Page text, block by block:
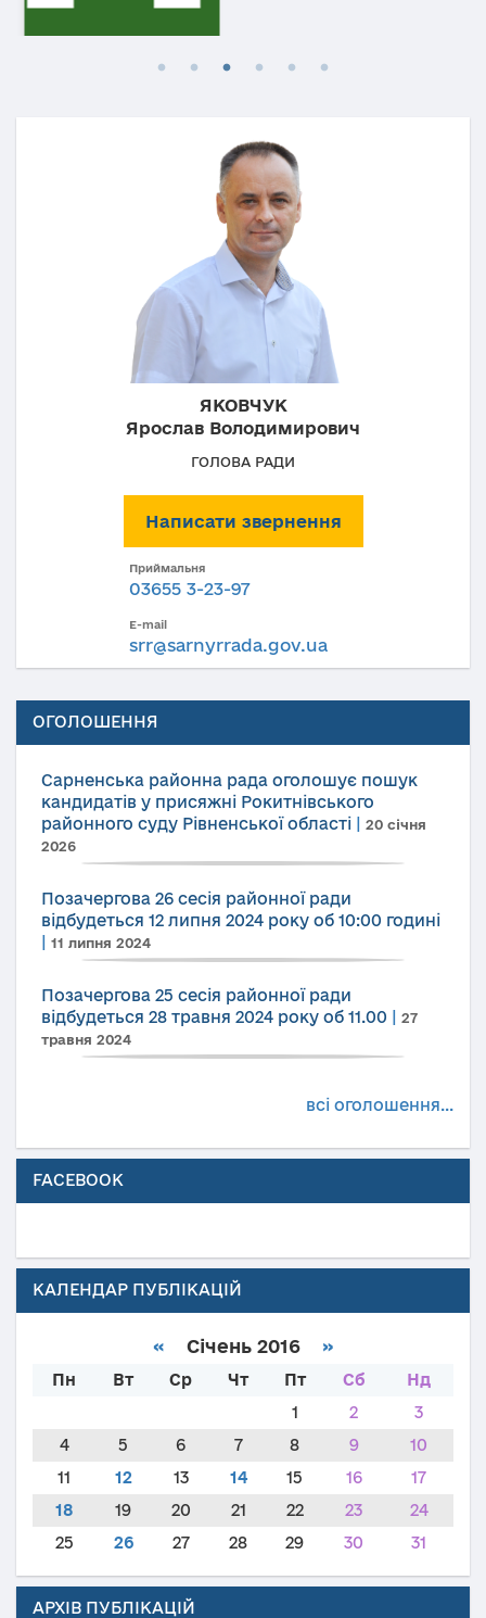
ЯКОВЧУК
Ярослав Володимирович
ГОЛОВА РАДИ
Написати звернення
Приймальня
03655 3-23-97
E-mail
srr@sarnyrrada.gov.ua
ОГОЛОШЕННЯ
Сарненська районна рада оголошує пошук
кандидатів у присяжні Рокитнівського
районного суду Рівненської області
20 січня
2026
Позачергова 26 сесія районної ради
відбудеться 12 липня 2024 року об 10:00 годині
11 липня 2024
Позачергова 25 сесія районної ради
відбудеться 28 травня 2024 року об 11.00
27
травня 2024
всі оголошення...
FACEBOOK
КАЛЕНДАР ПУБЛІКАЦІЙ
« Січень 2016 »
Пн Вт Ср Чт Пт Сб
Нд
1
2
3
4
5 6 7 8 9
10
11
12 13 14 15 16
17
18
19 20 21 22 23
24
25
26 27 28 29 30 31
АРХІВ ПУБЛІКАЦІЙ